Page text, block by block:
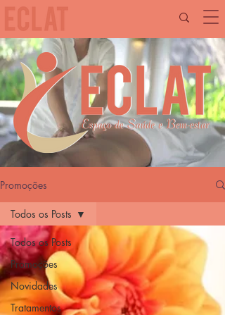
Promoções
Todos os Posts
Promoções
Novidades
Tratamentos
Todos os Posts